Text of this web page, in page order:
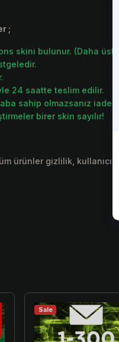
;
skini bulunur. (Daha
24 saatte teslim edilir.
sahip olmazsanız iade
birer skin sayılır!
ürünler gizlilik,
Sale